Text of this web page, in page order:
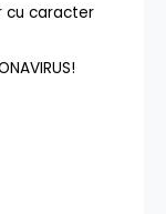
cu caracter